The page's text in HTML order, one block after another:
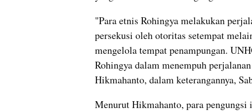
"Para etnis Rohingya melakukan
persekusi oleh otoritas setempat
mengelola tempat penampungan.
Rohingya dalam menempuh
Hikmahanto, dalam keterangannya,
Menurut Hikmahanto, para